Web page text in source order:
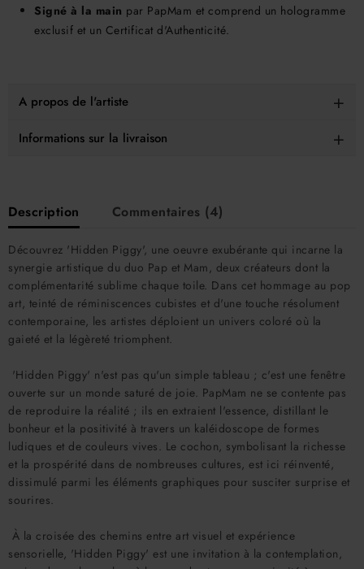
Signé à la main par PapMam et comprend un hologramme
exclusif et un Certificat d'Authenticité.
A propos de l'artiste
Informations sur la livraison
Description Commentaires (4)
Découvrez 'Hidden Piggy', une oeuvre exubérante qui incarne la
synergie artistique du duo Pap et Mam, deux créateurs dont la
complémentarité sublime chaque toile. Dans cet hommage au pop
art, teinté de réminiscences cubistes et d'une touche résolument
contemporaine, les artistes déploient un univers coloré où la
gaieté et la légèreté triomphent.
'Hidden Piggy' n'est pas qu'un simple tableau ; c'est une fenêtre
ouverte sur un monde saturé de joie. PapMam ne se contente pas
de reproduire la réalité ; ils en extraient l'essence, distillant le
bonheur et la positivité à travers un kaléidoscope de formes
ludiques et de couleurs vives. Le cochon, symbolisant la richesse
et la prospérité dans de nombreuses cultures, est ici réinventé,
dissimulé parmi les éléments graphiques pour susciter surprise et
sourires.
À la croisée des chemins entre art visuel et expérience
sensorielle, 'Hidden Piggy' est une invitation à la contemplation,